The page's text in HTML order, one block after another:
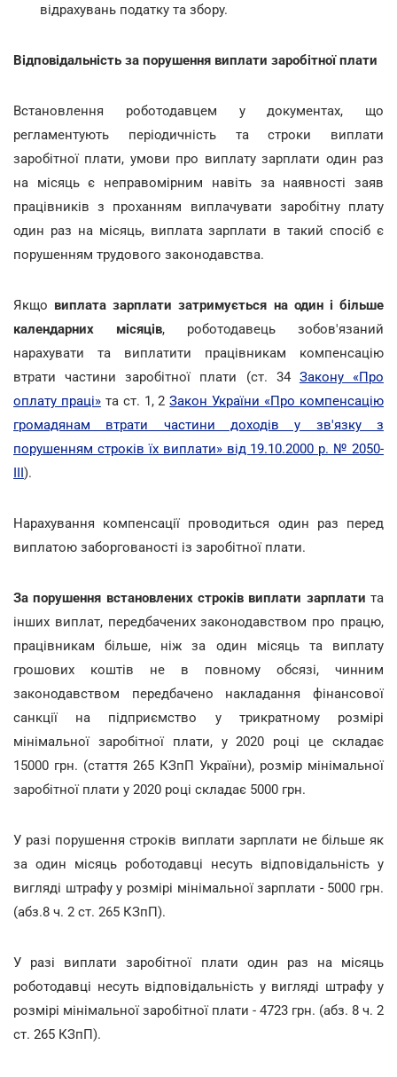
відрахувань податку та збору.
Відповідальність за порушення виплати заробітної плати
Встановлення роботодавцем у документах, що
регламентують періодичність та строки виплати
заробітної плати, умови про виплату зарплати один раз
на місяць є неправомірним навіть за наявності заяв
працівників з проханням виплачувати заробітну плату
один раз на місяць, виплата зарплати в такий спосіб є
порушенням трудового законодавства.
Якщо виплата зарплати затримується на один і більше
календарних місяців, роботодавець зобов'язаний
нарахувати та виплатити працівникам компенсацію
втрати частини заробітної плати (ст. 34 Закону «Про
оплату праці»та ст. 1, 2Закон України «Про компенсацію
громадянам втрати частини доходів у зв'язку з
порушенням строків їх виплати» від 19.10.2000 р. № 2050-
III).
Нарахування компенсації проводиться один раз перед
виплатою заборгованості із заробітної плати.
За порушення встановлених строків виплати зарплати та
інших виплат, передбачених законодавством про працю,
працівникам більше, нiж за один місяць та виплату
грошових коштів не в повному обсязі, чинним
законодавством передбачено накладання фінансової
санкції на підприємство у трикратному розмірі
мінімальної заробітної плати, у 2020 році це складає
15000 грн. (стаття 265 КЗпП України), розмір мінімальної
заробітної плати у 2020 році складає 5000 грн.
У разі порушення строків виплати зарплати не більше як
за один місяць роботодавці несуть відповідальність у
вигляді штрафу у розмірі мінімальної зарплати - 5000 грн.
(абз.8 ч. 2 ст. 265 КЗпП).
У разі виплати заробітної плати один раз на місяць
роботодавці несуть відповідальність у вигляді штрафу у
розмірі мінімальної заробітної плати - 4723 грн. (абз. 8 ч. 2
ст. 265 КЗпП).